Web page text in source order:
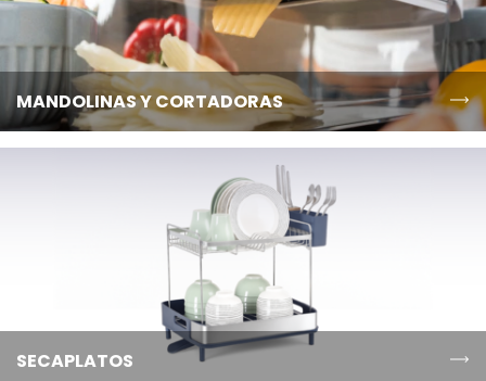
MANDOLINAS Y CORTADORAS
SECAPLATOS